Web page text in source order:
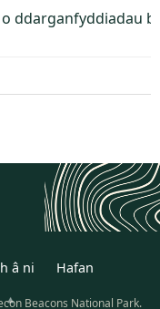
ddarganfyddiadau
â ni
Hafan
Beacons National Park.